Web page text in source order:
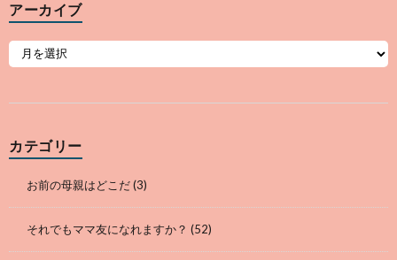
アーカイブ
カテゴリー
お前の母親はどこだ(3)
それでもママ友になれますか？ (52)